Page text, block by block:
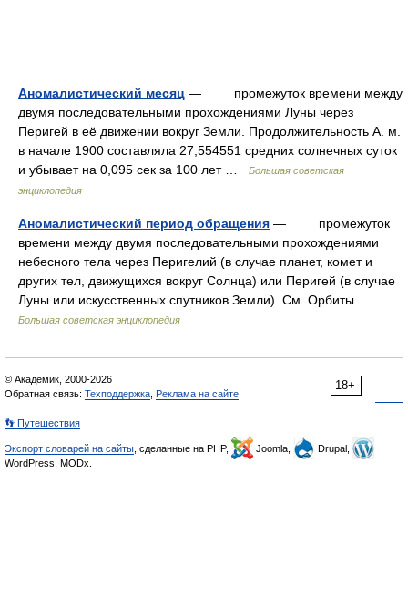
Аномалистический месяц — промежуток времени между
двумя последовательными прохождениями Луны через
Перигей в её движении вокруг Земли. Продолжительность А. м.
в начале 1900 составляла 27,554551 средних солнечных суток
и убывает на 0,095 сек за 100 лет …
Большая советская
энциклопедия
Аномалистический период обращения — промежуток
времени между двумя последовательными прохождениями
небесного тела через Перигелий (в случае планет, комет и
других тел, движущихся вокруг Солнца) или Перигей (в случае
Луны или искусственных спутников Земли). См. Орбиты… …
Большая советская энциклопедия
18+
© Академик, 2000-2026
Обратная связь: Техподдержка Реклама на сайте
👣 Путешествия
Экспорт словарей на сайты , сделанные на PHP, Joomla,
Drupal,
WordPress, MODx.